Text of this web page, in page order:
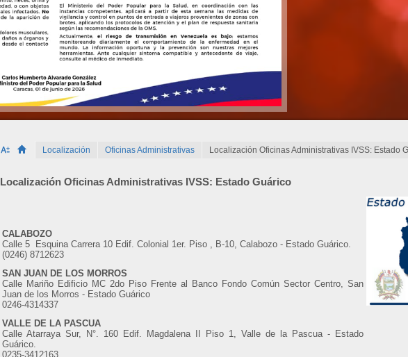
Localización Oficinas Administrativas Localización Oficinas Administrativas IVSS: Estado
Localización Oficinas Administrativas IVSS: Estado Guárico
CALABOZO
Calle 5 Esquina Carrera 10 Edif. Colonial 1er. Piso , B-10, Calabozo - Estado Guárico.
(0246) 8712623
SAN JUAN DE LOS MORROS
Calle Mariño Edificio MC 2do Piso Frente al Banco Fondo Común Sector Centro, San
Juan de los Morros - Estado Guárico
0246-4314337
VALLE DE LA PASCUA
Calle Atarraya Sur, N°. 160 Edif. Magdalena II Piso 1, Valle de la Pascua - Estado
Guárico.
0235-3412163